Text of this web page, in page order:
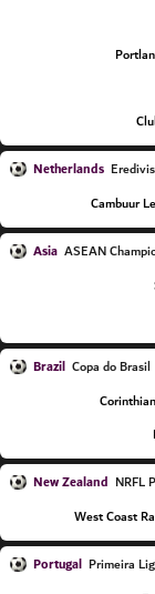
Netherlands
Cambuur
Asia ASEAN
Brazil Copa do Brasil
New Zealand NRFL
West Coast
Portugal Primeira